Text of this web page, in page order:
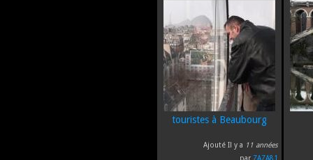
touristes à Beaubourg
Ajouté Il y a 11 années
par ZAZA81